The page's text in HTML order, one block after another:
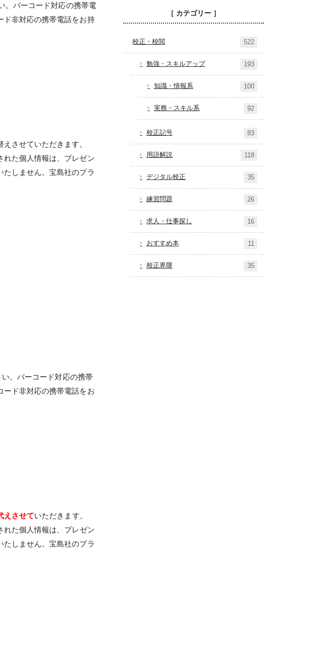
。バーコード対応の携帯電
ド非対応の携帯電話をお持
させていただきます。
た個人情報は、プレゼン
たしません。宝島社のプラ
。バーコード対応の携帯
ード非対応の携帯電話をお
えさせていただきます。
れた個人情報は、プレゼン
たしません。宝島社のプラ
［ カテゴリー ］
校正・校閲 522
勉強・スキルアップ 193
知識・情報系 100
実務・スキル系 92
校正記号 83
用語解説 118
デジタル校正 35
練習問題 26
求人・仕事探し 16
おすすめ本 11
校正界隈 35